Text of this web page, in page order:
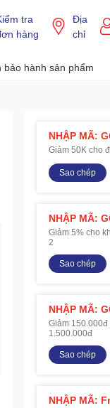
tra
hàng
Địa
chỉ
bảo hành sản phẩm
NHẬP MÃ:
Giảm 50K cho
Sao chép
NHẬP MÃ:
Giảm 5% cho
2
Sao chép
NHẬP MÃ:
Giảm
1.500.000đ
Sao chép
NHẬP MÃ: